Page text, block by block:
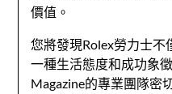
價值。
您將發現Rolex勞力士不
一種生活態度和成功象
Magazine的專業團隊密